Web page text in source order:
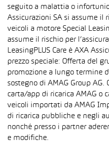
seguito a malattia o
Assicurazioni SA si assume il
veicoli a motore Special
assume il rischio per
LeasingPLUS Care è AXA
prezzo speciale: Offerta del
promozione a lungo termine
sostegno di AMAG Group
carta/app di ricarica AMAG o
veicoli importati da AMAG
di ricarica pubbliche e negli
nonché presso i partner
e modifiche.